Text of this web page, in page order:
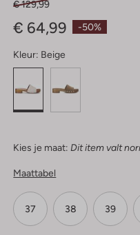
-50%
€ 129,99
€ 64,99
Kleur: Beige
Kies je maat: Dit item valt
Maattabel
37 38 39